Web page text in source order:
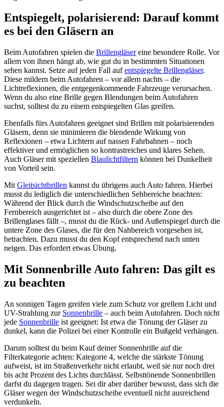
Entspiegelt, polarisierend: Darauf kommt
es bei den Gläsern an
Beim Autofahren spielen die Brillengläsereine besondere Rolle. Vor
allem von ihnen hängt ab, wie gut du in bestimmten Situationen
sehen kannst. Setze auf jeden Fall aufentspiegelte Brillengläser.
Diese mildern beim Autofahren – vor allem nachts – die
Lichtreflexionen, die entgegenkommende Fahrzeuge verursachen.
Wenn du also eine Brille gegen Blendungen beim Autofahren
suchst, solltest du zu einem entspiegelten Glas greifen.
Ebenfalls fürs Autofahren geeignet sind Brillen mit polarisierenden
Gläsern, denn sie minimieren die blendende Wirkung von
Reflexionen – etwa Lichtern auf nassen Fahrbahnen – noch
effektiver und ermöglichen so kontrastreiches und klares Sehen.
Auch Gläser mit speziellen Blaulichtfiltern können bei Dunkelheit
von Vorteil sein.
Mit Gleitsichtbrillen kannst du übrigens auch Auto fahren. Hierbei
musst du lediglich die unterschiedlichen Sehbereiche beachten:
Während der Blick durch die Windschutzscheibe auf den
Fernbereich ausgerichtet ist – also durch die obere Zone des
Brillenglases fällt –, musst du die Rück- und Außenspiegel durch die
untere Zone des Glases, die für den Nahbereich vorgesehen ist,
betrachten. Dazu musst du den Kopf entsprechend nach unten
neigen. Das erfordert etwas Übung.
Mit Sonnenbrille Auto fahren: Das gilt es
zu beachten
An sonnigen Tagen greifen viele zum Schutz vor grellem Licht und
UV-Strahlung zur Sonnenbrille – auch beim Autofahren. Doch nicht
jede Sonnenbrille ist geeignet: Ist etwa die Tönung der Gläser zu
dunkel, kann die Polizei bei einer Kontrolle ein Bußgeld verhängen.
Darum solltest du beim Kauf deiner Sonnenbrille auf die
Filterkategorie achten: Kategorie 4, welche die stärkste Tönung
aufweist, ist im Straßenverkehr nicht erlaubt, weil sie nur noch drei
bis acht Prozent des Lichts durchlässt. Selbsttönende Sonnenbrillen
darfst du dagegen tragen. Sei dir aber darüber bewusst, dass sich die
Gläser wegen der Windschutzscheibe eventuell nicht ausreichend
verdunkeln.